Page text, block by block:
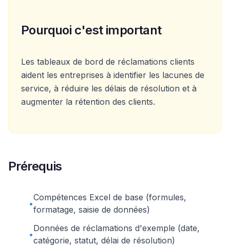
Pourquoi c'est important
Les tableaux de bord de réclamations clients
aident les entreprises à identifier les lacunes de
service, à réduire les délais de résolution et à
augmenter la rétention des clients.
Prérequis
•
Compétences Excel de base (formules,
formatage, saisie de données)
•
Données de réclamations d'exemple (date,
catégorie, statut, délai de résolution)